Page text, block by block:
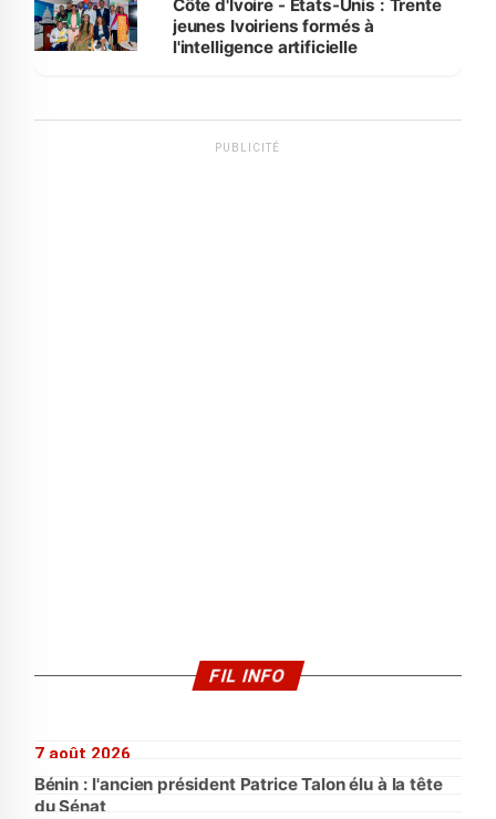
Côte d'Ivoire - Etats-Unis : Trente
jeunes Ivoiriens formés à
l'intelligence artificielle
PUBLICITÉ
FIL INFO
7 août 2026
Bénin : l'ancien président Patrice Talon élu à la tête
du Sénat